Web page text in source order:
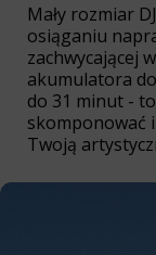
Mały rozmiar
osiąganiu
zachwycającej
akumulatora
do 31 minut -
skomponować
Twoją